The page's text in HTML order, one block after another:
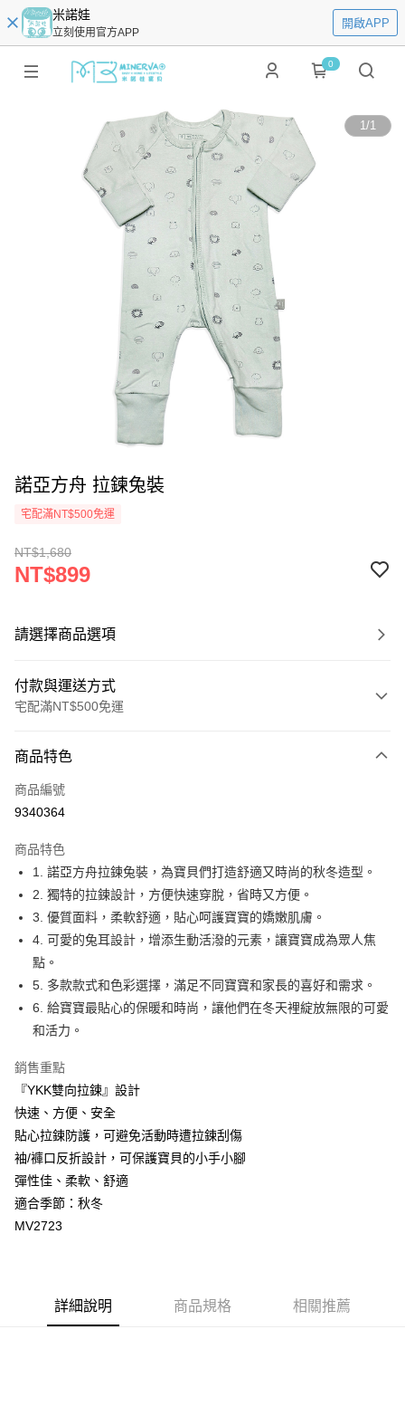
米諾娃
立刻使用官方APP
開啟APP
0
1/1
諾亞方舟 拉鍊兔裝
宅配滿NT$500免運
NT$1,680
NT$899
請選擇商品選項
付款與運送方式
宅配滿NT$500免運
信用卡一次付款
LINE Pay
街口支付
悠遊付
ATM付款
運送方式
宅配
每筆NT$80，滿NT$500(含以上)免運費
臺灣離島-金、馬、澎
每筆NT$100，滿NT$1,000(含以上)免運費
商品特色
商品編號
9340364
商品特色
1. 諾亞方舟拉鍊兔裝，為寶貝們打造舒適又時尚的秋冬造型。
2. 獨特的拉鍊設計，方便快速穿脫，省時又方便。
3. 優質面料，柔軟舒適，貼心呵護寶寶的嬌嫩肌膚。
4. 可愛的兔耳設計，增添生動活潑的元素，讓寶寶成為眾人焦
點。
5. 多款款式和色彩選擇，滿足不同寶寶和家長的喜好和需求。
6. 給寶寶最貼心的保暖和時尚，讓他們在冬天裡綻放無限的可愛
和活力。
銷售重點
『YKK雙向拉鍊』設計
快速、方便、安全
貼心拉鍊防護，可避免活動時遭拉鍊刮傷
袖/褲口反折設計，可保護寶貝的小手小腳
彈性佳、柔軟、舒適
適合季節：秋冬
MV2723
詳細說明 商品規格 相關推薦